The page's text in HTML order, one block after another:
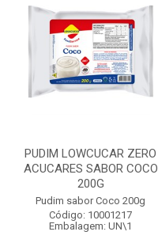
PUDIM LOWCUCAR ZERO
ACUCARES SABOR COCO
200G
Pudim sabor Coco 200g
Código: 10001217
Embalagem: UN\1